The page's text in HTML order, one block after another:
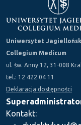
Uniwersytet
Collegium Medicum
ul. św. Anny 12, 31-008
tel.: 12 422 04 11
Deklaracja dostępności
Kontakt: